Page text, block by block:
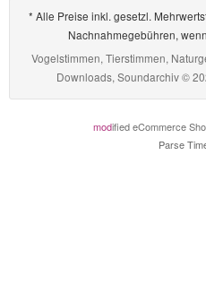
* Alle Preise inkl. gesetzl.
Nachnahmegebühren,
Vogelstimmen, Tierstimmen,
Downloads, Soundarchiv ©
modified eCommerce
Parse